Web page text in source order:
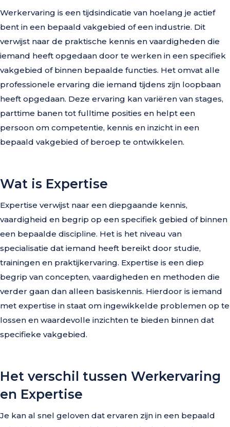
Werkervaring is een tijdsindicatie van hoelang je actief
bent in een bepaald vakgebied of een industrie. Dit
verwijst naar de praktische kennis en vaardigheden die
iemand heeft opgedaan door te werken in een specifiek
vakgebied of binnen bepaalde functies. Het omvat alle
professionele ervaring die iemand tijdens zijn loopbaan
heeft opgedaan. Deze ervaring kan variëren van stages,
parttime banen tot fulltime posities en helpt een
persoon om competentie, kennis en inzicht in een
bepaald vakgebied of beroep te ontwikkelen.
Wat is Expertise
Expertise verwijst naar een diepgaande kennis,
vaardigheid en begrip op een specifiek gebied of binnen
een bepaalde discipline. Het is het niveau van
specialisatie dat iemand heeft bereikt door studie,
trainingen en praktijkervaring. Expertise is een diep
begrip van concepten, vaardigheden en methoden die
verder gaan dan alleen basiskennis. Hierdoor is iemand
met expertise in staat om ingewikkelde problemen op te
lossen en waardevolle inzichten te bieden binnen dat
specifieke vakgebied.
Het verschil tussen Werkervaring
en Expertise
Je kan al snel geloven dat ervaren zijn in een bepaald